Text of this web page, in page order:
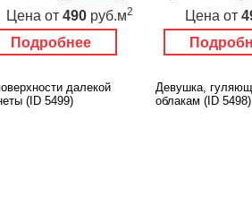
Подробнее
Цена от 490 руб.м2 Цена от
далекой
(ID 5499)
Девушка,
облакам (ID 5498)